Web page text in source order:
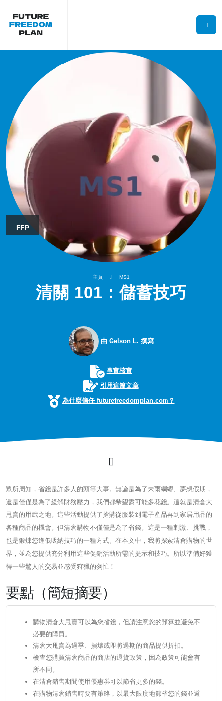
FFP
主頁 MS1
清關 101：儲蓄技巧
由 Gelson L. 撰寫
事實核實
引用這篇文章
為什麼信任 futurefreedomplan.com？
眾所周知，省錢是許多人的頭等大事。無論是為了未雨綢繆、夢想假期，
還是僅僅是為了緩解財務壓力，我們都希望盡可能多花錢。這就是清倉大
甩賣的用武之地。這些活動提供了搶購從服裝到電子產品再到家居用品的
各種商品的機會。但清倉購物不僅僅是為了省錢。這是一種刺激、挑戰，
也是鍛煉您逢低吸納技巧的一種方式。在本文中，我將探索清倉購物的世
界，並為您提供充分利用這些促銷活動所需的提示和技巧。所以準備好獲
得一些驚人的交易並感受狩獵的匆忙！
要點（簡短摘要）
購物清倉大甩賣可以為您省錢，但請注意您的預算並避免不
必要的購買。
清倉大甩賣為過季、損壞或即將過期的商品提供折扣。
檢查您購買清倉商品的商店的退貨政策，因為政策可能會有
所不同。
在清倉銷售期間使用優惠券可以節省更多的錢。
在購物清倉銷售時要有策略，以最大限度地節省您的錢並避